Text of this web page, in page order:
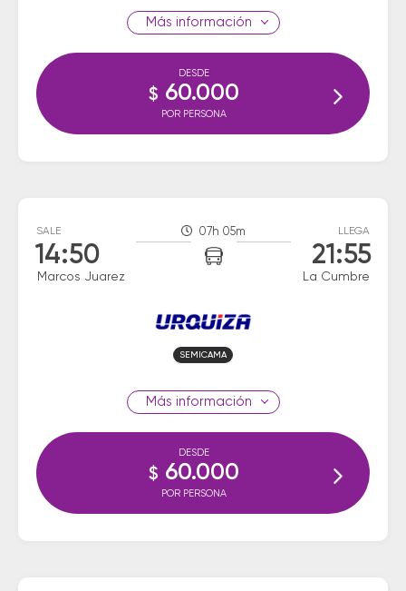
información
DESDE
$ 60.000
POR PERSONA
SALE
14:50
Marcos Juarez
07h 05m LLEGA
21:55
La Cumbre
SEMICAMA
información
DESDE
$ 60.000
POR PERSONA